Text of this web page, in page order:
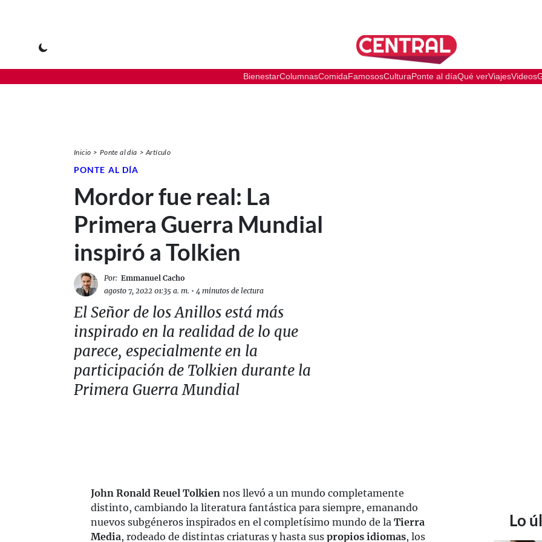
BienestarColumnasComidaFamososCulturaPonte al díaQué verViajesVideos
Inicio Ponte al día Artículo
PONTE AL DÍA
Mordor fue real: La
Primera Guerra Mundial
inspiró a Tolkien
Por: Emmanuel Cacho
agosto 7, 2022 01:35 a. m. • 4 minutos de lectura
El Señor de los Anillos está más
inspirado en la realidad de lo que
parece, especialmente en la
participación de Tolkien durante la
Primera Guerra Mundial
John Ronald Reuel Tolkien nos llevó a un mundo completamente
distinto, cambiando la literatura fantástica para siempre, emanando
nuevos subgéneros inspirados en el completísimo mundo de la Tierra
Media, rodeado de distintas criaturas y hasta sus propios idiomas, los
Lo